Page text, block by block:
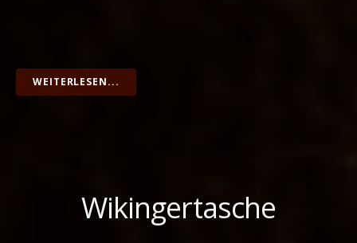
WEITERLESEN...
Wikingertasche